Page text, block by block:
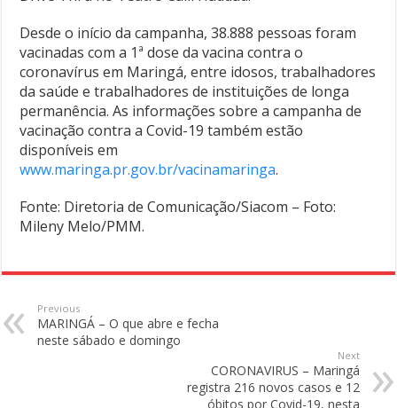
Desde o início da campanha, 38.888 pessoas foram
vacinadas com a 1ª dose da vacina contra o
coronavírus em Maringá, entre idosos, trabalhadores
da saúde e trabalhadores de instituições de longa
permanência. As informações sobre a campanha de
vacinação contra a Covid-19 também estão
disponíveis em
www.maringa.pr.gov.br/vacinamaringa.
Fonte: Diretoria de Comunicação/Siacom – Foto:
Mileny Melo/PMM.
Previous
MARINGÁ – O que abre e fecha
neste sábado e domingo
Next
CORONAVIRUS – Maringá
registra 216 novos casos e 12
óbitos por Covid-19, nesta